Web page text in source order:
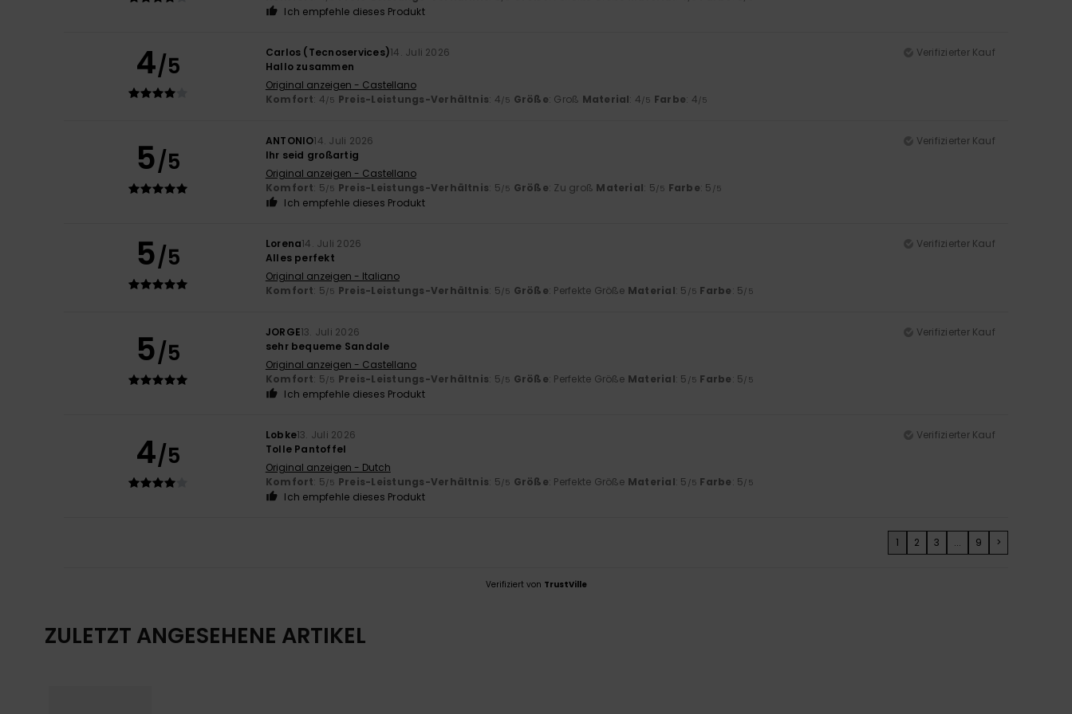
Ich empfehle dieses Produkt
4/5 Carlos (Tecnoservices)14. Juli 2026
Verifizierter Kauf
Hallo zusammen
Original anzeigen - Castellano
Komfort: 4 /5 Preis-Leistungs-Verhältnis: 4 /5 Größe: Groß Material: 4 /5 Farbe: 4 /5
5/5
ANTONIO14. Juli 2026
Verifizierter Kauf
Ihr seid großartig
Original anzeigen - Castellano
Komfort: 5 /5 Preis-Leistungs-Verhältnis: 5 /5 Größe: Zu groß Material: 5 /5 Farbe: 5 /5
Ich empfehle dieses Produkt
5/5 Lorena14. Juli 2026
Verifizierter Kauf
Alles perfekt
Original anzeigen - Italiano
Komfort: 5 /5 Preis-Leistungs-Verhältnis: 5 /5 Größe: Perfekte Größe Material: 5 /5 Farbe: 5 /5
5/5
JORGE13. Juli 2026
Verifizierter Kauf
sehr bequeme Sandale
Original anzeigen - Castellano
Komfort: 5 /5 Preis-Leistungs-Verhältnis: 5 /5 Größe: Perfekte Größe Material: 5 /5 Farbe: 5 /5
Ich empfehle dieses Produkt
4/5
Lobke13. Juli 2026
Verifizierter Kauf
Tolle Pantoffel
Original anzeigen - Dutch
Komfort: 5 /5 Preis-Leistungs-Verhältnis: 5 /5 Größe: Perfekte Größe Material: 5 /5 Farbe: 5 /5
Ich empfehle dieses Produkt
1 2 3 ... 9 >
Verifiziert von TrustVille
ZULETZT ANGESEHENE ARTIKEL